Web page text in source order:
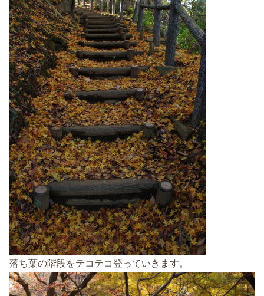
落ち葉の階段をテコテコ登っていきます。